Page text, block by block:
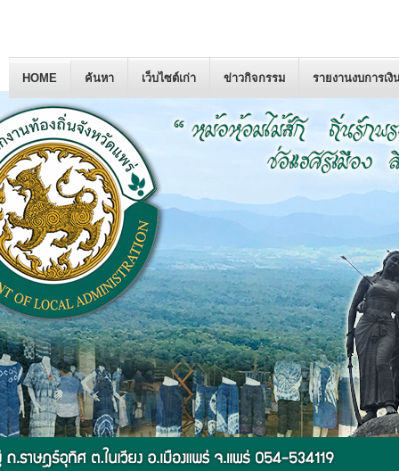
HOME ค้นหา เว็บไซต์เก่า ข่าวกิจกรรม รายงานงบการเงิ